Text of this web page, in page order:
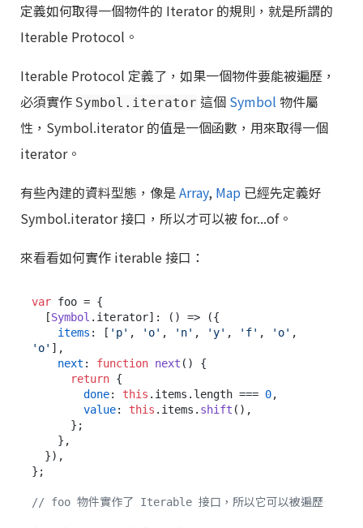
定義如何取得一個物件的 Iterator 的規則，就是所謂的
Iterable Protocol。
Iterable Protocol 定義了，如果一個物件要能被遍歷，
必須實作 Symbol.iterator 這個 Symbol 物件屬
性，Symbol.iterator 的值是一個函數，用來取得一個
iterator。
有些內建的資料型態，像是Array, Map 已經先定義好
Symbol.iterator 接口，所以才可以被 for...of。
來看看如何實作 iterable 接口：
var foo = {
  [
Symbol . iterator]: () => ({
items : [ 'p' , 'o' , 'n' , 'y' , 'f' , 'o'
'o' ],
next : function next ( ) {
return {
done: this . items . length === 0,
value: this . items . shift (),
};
// foo 物件實作了 Iterable 接口，所以它可以被遍歷